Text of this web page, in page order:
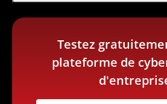
Testez
plateforme de